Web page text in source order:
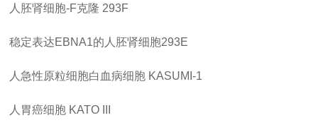
人胚肾细胞-F克隆 293F
稳定表达EBNA1的人胚肾细胞293E
人急性原粒细胞白血病细胞 KASUMI-1
人胃癌细胞 KATO III